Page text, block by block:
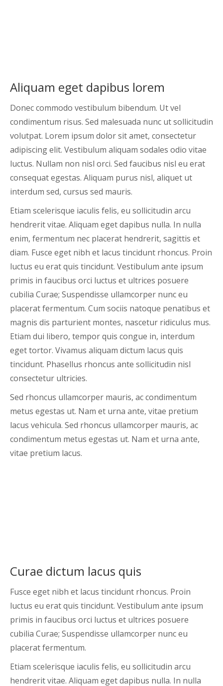
Aliquam eget dapibus lorem
Donec commodo vestibulum bibendum. Ut vel
condimentum risus. Sed malesuada nunc ut sollicitudin
volutpat. Lorem ipsum dolor sit amet, consectetur
adipiscing elit. Vestibulum aliquam sodales odio vitae
luctus. Nullam non nisl orci. Sed faucibus nisl eu erat
consequat egestas. Aliquam purus nisl, aliquet ut
interdum sed, cursus sed mauris.
Etiam scelerisque iaculis felis, eu sollicitudin arcu
hendrerit vitae. Aliquam eget dapibus nulla. In nulla
enim, fermentum nec placerat hendrerit, sagittis et
diam. Fusce eget nibh et lacus tincidunt rhoncus. Proin
luctus eu erat quis tincidunt. Vestibulum ante ipsum
primis in faucibus orci luctus et ultrices posuere
cubilia Curae; Suspendisse ullamcorper nunc eu
placerat fermentum. Cum sociis natoque penatibus et
magnis dis parturient montes, nascetur ridiculus mus.
Etiam dui libero, tempor quis congue in, interdum
eget tortor. Vivamus aliquam dictum lacus quis
tincidunt. Phasellus rhoncus ante sollicitudin nisl
consectetur ultricies.
Sed rhoncus ullamcorper mauris, ac condimentum
metus egestas ut. Nam et urna ante, vitae pretium
lacus vehicula. Sed rhoncus ullamcorper mauris, ac
condimentum metus egestas ut. Nam et urna ante,
vitae pretium lacus.
Curae dictum lacus quis
Fusce eget nibh et lacus tincidunt rhoncus. Proin
luctus eu erat quis tincidunt. Vestibulum ante ipsum
primis in faucibus orci luctus et ultrices posuere
cubilia Curae; Suspendisse ullamcorper nunc eu
placerat fermentum.
Etiam scelerisque iaculis felis, eu sollicitudin arcu
hendrerit vitae. Aliquam eget dapibus nulla. In nulla